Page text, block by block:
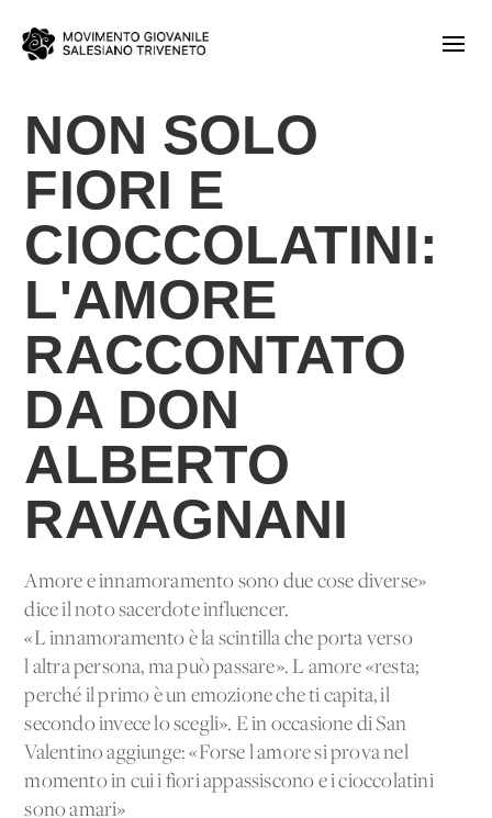
NON SOLO
FIORI E
CIOCCOLATINI:
L'AMORE
RACCONTATO
DA DON
ALBERTO
RAVAGNANI
Amore e innamoramento sono due cose diverse»
dice il noto sacerdote influencer.
«L'innamoramento è la scintilla che porta verso
l'altra persona, ma può passare». L'amore «resta;
perché il primo è un'emozione che ti capita, il
secondo invece lo scegli». E in occasione di San
Valentino aggiunge: «Forse l'amore si prova nel
momento in cui i fiori appassiscono e i cioccolatini
sono amari»